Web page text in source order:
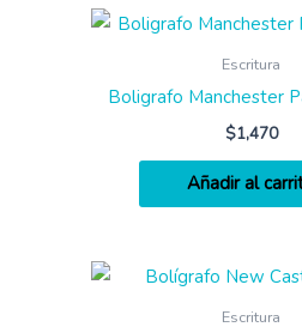
Escritura
Boligrafo Manchester
$1,470
Añadir al
Escritura